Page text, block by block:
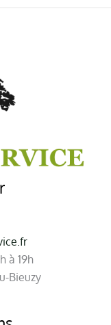
à 19h
Bieuzy